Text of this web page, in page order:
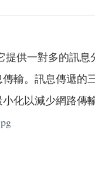
供一對多的訊息
輸。訊息傳遞的
化以減少網路傳